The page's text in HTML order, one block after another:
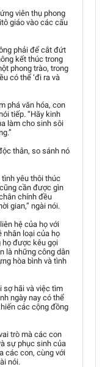
viên thụ phong
giáo vào các cấu
phải để cắt đứt
kết thúc trong
phong trào, trong
có thể ‘đi ra và
phá văn hóa, con
tiếp. “Hãy kinh
làm cho sinh sôi
thân, so sánh nó
tình yêu thôi thúc
cần được gìn
chính đều
gian,” ngài nói.
hệ của họ với
nhân loại của họ
họ được kêu gọi
là những công dân
hòa bình và tình
sợ hãi và việc tìm
ngày nay có thể
các cộng đồng
trò mà các con
sự phục sinh của
các con, cùng với
nói.